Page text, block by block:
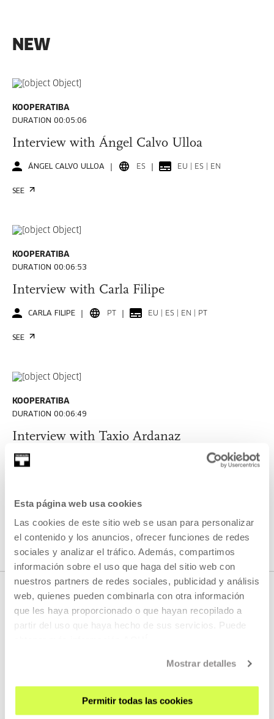
Esta página web usa cookies
Las cookies de este sitio web se usan para personalizar
el contenido y los anuncios, ofrecer funciones de redes
sociales y analizar el tráfico. Además, compartimos
información sobre el uso que haga del sitio web con
nuestros partners de redes sociales, publicidad y análisis
web, quienes pueden combinarla con otra información
que les haya proporcionado o que hayan recopilado a
partir del uso que haya hecho de sus servicios. Puede
Mostrar detalles
Permitir todas las cookies
NEW
KOOPERATIBA
DURATION 00:05:06
Interview with Ángel Calvo Ulloa
ÁNGEL CALVO ULLOA ES EU | ES | EN
SEE
KOOPERATIBA
DURATION 00:06:53
Interview with Carla Filipe
CARLA FILIPE PT EU | ES | EN | PT
SEE
KOOPERATIBA
DURATION 00:06:49
Interview with Taxio Ardanaz
TAXIO ARDANAZ
SEE ALL CONTENT
NEXT LIVE STREAMS
We do not have any new streams scheduled